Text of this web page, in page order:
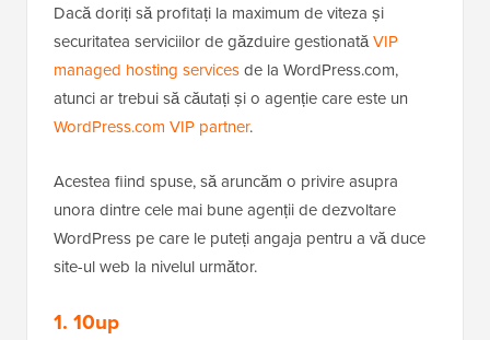
Dacă doriți să profitați la maximum de viteza și
securitatea serviciilor de găzduire gestionatăVIP
managed hosting servicesde la WordPress.com,
atunci ar trebui să căutați și o agenție care este un
WordPress.com VIP partner.
Acestea fiind spuse, să aruncăm o privire asupra
unora dintre cele mai bune agenții de dezvoltare
WordPress pe care le puteți angaja pentru a vă duce
site-ul web la nivelul următor.
1. 10up